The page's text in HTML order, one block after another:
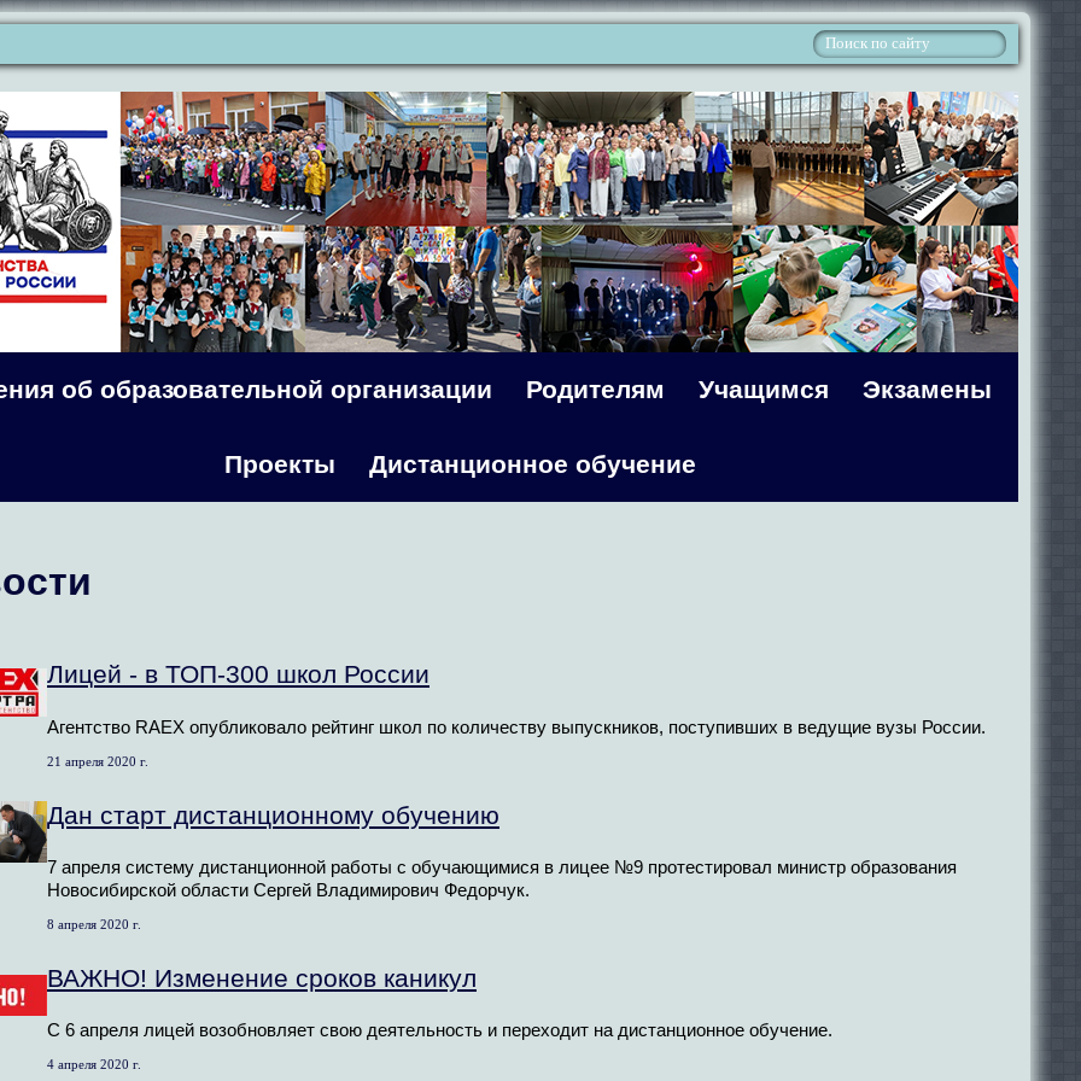
об образовательной организации Родителям Учащимся Экзамены
Проекты Дистанционное обучение
Лицей - в ТОП-300 школ России
Агентство RAEX опубликовало рейтинг школ по количеству выпускников, поступивших в ведущие вузы России.
21 апреля 2020 г.
Дан старт дистанционному обучению
7 апреля систему дистанционной работы с обучающимися в лицее №9 протестировал министр образования
Новосибирской области Сергей Владимирович Федорчук.
8 апреля 2020 г.
ВАЖНО! Изменение сроков каникул
С 6 апреля лицей возобновляет свою деятельность и переходит на дистанционное обучение.
4 апреля 2020 г.